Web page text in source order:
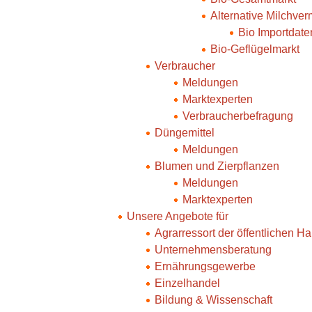
Alternative
Bio
Bio-Geflügelmarkt
Verbraucher
Meldungen
Marktexperten
Verbraucherbefragung
Düngemittel
Meldungen
Blumen und Zierpflanzen
Meldungen
Marktexperten
Unsere Angebote für
Agrarressort der öffentlichen
Unternehmensberatung
Ernährungsgewerbe
Einzelhandel
Bildung & Wissenschaft